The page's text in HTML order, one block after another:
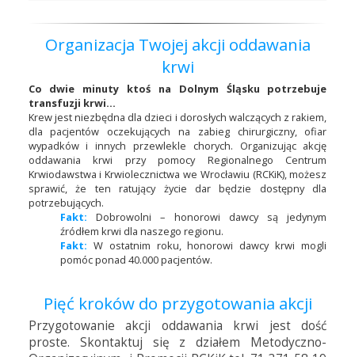
Organizacja Twojej akcji oddawania
krwi
Co dwie minuty ktoś na Dolnym Śląsku potrzebuje
transfuzji krwi…
Krew jest niezbędna dla dzieci i dorosłych walczących z rakiem,
dla pacjentów oczekujących na zabieg chirurgiczny, ofiar
wypadków i innych przewlekle chorych. Organizując akcję
oddawania krwi przy pomocy Regionalnego Centrum
Krwiodawstwa i Krwiolecznictwa we Wrocławiu (RCKiK), możesz
sprawić, że ten ratujący życie dar będzie dostępny dla
potrzebujących.
Fakt: Dobrowolni – honorowi dawcy są jedynym
źródłem krwi dla naszego regionu.
Fakt: W ostatnim roku, honorowi dawcy krwi mogli
pomóc ponad 40.000 pacjentów.
Pięć kroków do przygotowania akcji
Przygotowanie akcji oddawania krwi jest dość
proste. Skontaktuj się z działem Metodyczno-